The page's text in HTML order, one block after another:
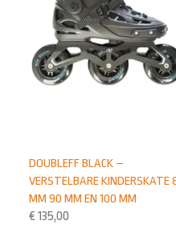
DOUBLEFF BLACK –
VERSTELBARE KINDERSKATE
MM 90 MM EN 100 MM
€ 135,00